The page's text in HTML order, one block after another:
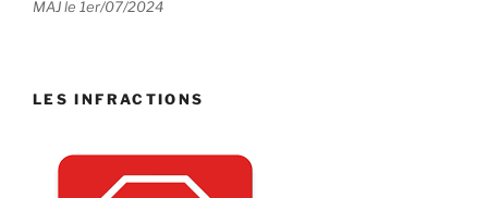
MAJ le 1er/07/2024
LES INFRACTIONS